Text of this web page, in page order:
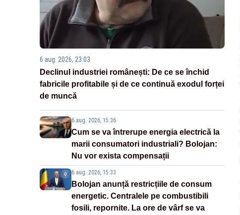
6 aug. 2026, 23:03
Declinul industriei românești: De ce se închid
fabricile profitabile și de ce continuă exodul forței
de muncă
6 aug. 2026, 15:36
Cum se va întrerupe energia electrică la
marii consumatori industriali? Bolojan:
Nu vor exista compensații
6 aug. 2026, 15:33
Bolojan anunță restricțiile de consum
energetic. Centralele pe combustibili
fosili, repornite. La ore de vârf se va